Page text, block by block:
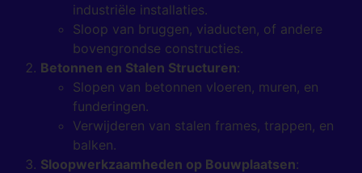
industriële installaties.
Sloop van bruggen, viaducten, of andere
bovengrondse constructies.
Betonnen en Stalen Structuren:
Slopen van betonnen vloeren, muren, en
funderingen.
Verwijderen van stalen frames, trappen, en
balken.
Sloopwerkzaamheden op Bouwplaatsen: